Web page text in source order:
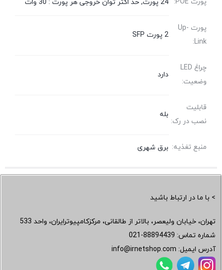
24 پورت, حد اکثر توان خروجی هر پورت : 30 وات
پورت Up-
Link:
2 پورت SFP
چراغ LED
وضعیت:
دارد
قابلیت
نصب در رک:
بله
منبع تغذیه: برق شهری
> با ما در ارتباط باشید
تهران، خیابان ولیعصر، بالاتر از طالقانی، مرکزکامپیوترایران، واحد 533
شماره تماس: 021-88894439
آدرس ایمیل: info@irnetshop.com